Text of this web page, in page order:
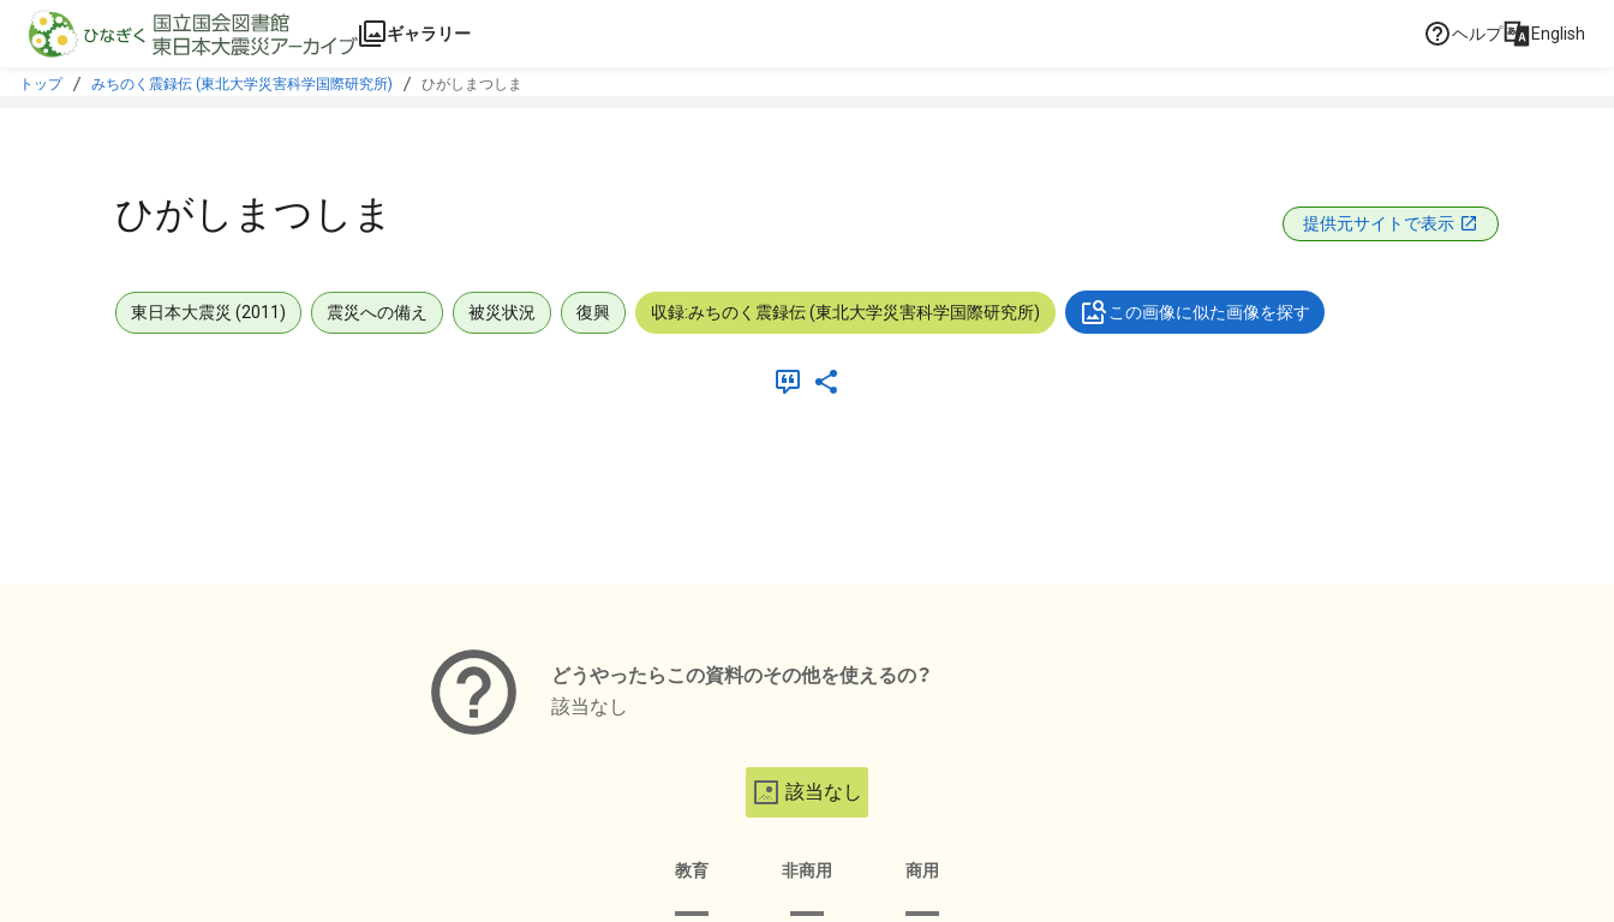
本文に飛ぶ
ギャラリー ヘルプ English
トップ みちのく震録伝 (東北大学災害科学国際研究所) ひがしまつしま
ひがしまつしま 提供元サイトで表示
東日本大震災 (2011) 震災への備え 被災状況 復興 収録:みちのく震録伝 (東北大学災害科学国際研究所) この画像に似た画像を探す
どうやったらこの資料のその他を使えるの？
該当なし
該当なし
教育 非商用 商用